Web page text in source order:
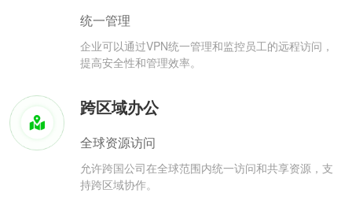
统一管理
企业可以通过VPN统一管理和监控员工的远程访问，
提高安全性和管理效率。
跨区域办公
全球资源访问
允许跨国公司在全球范围内统一访问和共享资源，支
持跨区域协作。